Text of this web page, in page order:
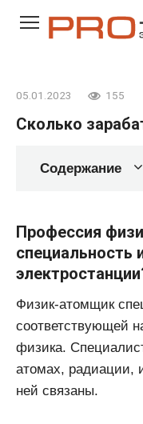
05.01.2023 155
Сколько
Содержание
Профессия
специальность
Физик-атомщик
соответствующей
физика.
атомах, радиации,
ней связаны.